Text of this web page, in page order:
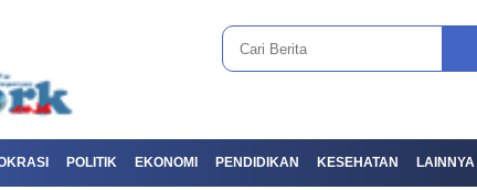
POLITIK EKONOMI PENDIDIKAN KESEHATAN LAINNYA